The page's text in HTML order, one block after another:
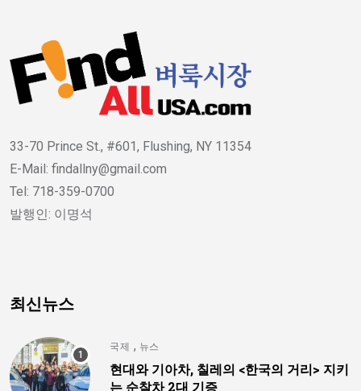
33-70 Prince St., #601, Flushing, NY 11354
E-Mail: findallny@gmail.com
Tel: 718-359-0700
발행인: 이명석
최신뉴스
국제 , 뉴스
현대와 기아차, 칠레의 <한국의 거리> 지키
는 순찰차 2대 기증